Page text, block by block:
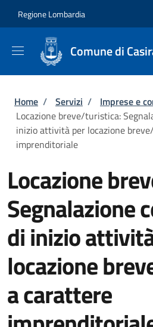
Regione Lombardia
Comune di
Briciole di pane
Home / Servizi / Imprese e
Locazione breve/turistica:
inizio attività per locazione
imprenditoriale
Locazione
Segnalazione
di inizio
locazione
a carattere